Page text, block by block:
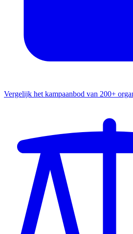
Vergelijk het kampaanbod van 200+